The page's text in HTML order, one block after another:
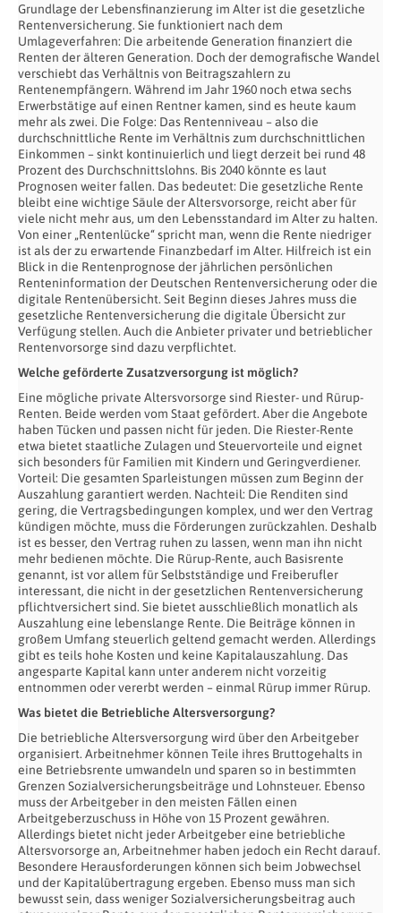
Grundlage der Lebensfinanzierung im Alter ist die gesetzliche
Rentenversicherung. Sie funktioniert nach dem
Umlageverfahren: Die arbeitende Generation finanziert die
Renten der älteren Generation. Doch der demografische Wandel
verschiebt das Verhältnis von Beitragszahlern zu
Rentenempfängern. Während im Jahr 1960 noch etwa sechs
Erwerbstätige auf einen Rentner kamen, sind es heute kaum
mehr als zwei. Die Folge: Das Rentenniveau – also die
durchschnittliche Rente im Verhältnis zum durchschnittlichen
Einkommen – sinkt kontinuierlich und liegt derzeit bei rund 48
Prozent des Durchschnittslohns. Bis 2040 könnte es laut
Prognosen weiter fallen. Das bedeutet: Die gesetzliche Rente
bleibt eine wichtige Säule der Altersvorsorge, reicht aber für
viele nicht mehr aus, um den Lebensstandard im Alter zu halten.
Von einer „Rentenlücke“ spricht man, wenn die Rente niedriger
ist als der zu erwartende Finanzbedarf im Alter. Hilfreich ist ein
Blick in die Rentenprognose der jährlichen persönlichen
Renteninformation der Deutschen Rentenversicherung oder die
digitale Rentenübersicht. Seit Beginn dieses Jahres muss die
gesetzliche Rentenversicherung die digitale Übersicht zur
Verfügung stellen. Auch die Anbieter privater und betrieblicher
Rentenvorsorge sind dazu verpflichtet.
Welche geförderte Zusatzversorgung ist möglich?
Eine mögliche private Altersvorsorge sind Riester- und Rürup-
Renten. Beide werden vom Staat gefördert. Aber die Angebote
haben Tücken und passen nicht für jeden. Die Riester-Rente
etwa bietet staatliche Zulagen und Steuervorteile und eignet
sich besonders für Familien mit Kindern und Geringverdiener.
Vorteil: Die gesamten Sparleistungen müssen zum Beginn der
Auszahlung garantiert werden. Nachteil: Die Renditen sind
gering, die Vertragsbedingungen komplex, und wer den Vertrag
kündigen möchte, muss die Förderungen zurückzahlen. Deshalb
ist es besser, den Vertrag ruhen zu lassen, wenn man ihn nicht
mehr bedienen möchte. Die Rürup-Rente, auch Basisrente
genannt, ist vor allem für Selbstständige und Freiberufler
interessant, die nicht in der gesetzlichen Rentenversicherung
pflichtversichert sind. Sie bietet ausschließlich monatlich als
Auszahlung eine lebenslange Rente. Die Beiträge können in
großem Umfang steuerlich geltend gemacht werden. Allerdings
gibt es teils hohe Kosten und keine Kapitalauszahlung. Das
angesparte Kapital kann unter anderem nicht vorzeitig
entnommen oder vererbt werden – einmal Rürup immer Rürup.
Was bietet die Betriebliche Altersversorgung?
Die betriebliche Altersversorgung wird über den Arbeitgeber
organisiert. Arbeitnehmer können Teile ihres Bruttogehalts in
eine Betriebsrente umwandeln und sparen so in bestimmten
Grenzen Sozialversicherungsbeiträge und Lohnsteuer. Ebenso
muss der Arbeitgeber in den meisten Fällen einen
Arbeitgeberzuschuss in Höhe von 15 Prozent gewähren.
Allerdings bietet nicht jeder Arbeitgeber eine betriebliche
Altersvorsorge an, Arbeitnehmer haben jedoch ein Recht darauf.
Besondere Herausforderungen können sich beim Jobwechsel
und der Kapitalübertragung ergeben. Ebenso muss man sich
bewusst sein, dass weniger Sozialversicherungsbeitrag auch